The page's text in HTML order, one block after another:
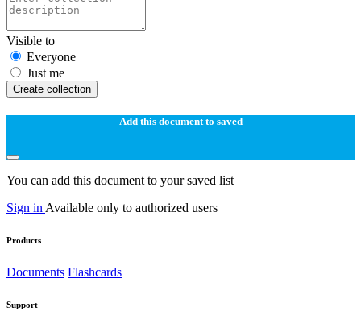
Visible to
Everyone
Just me
Create collection
Add this document to saved
You can add this document to your saved list
Sign in Available only to authorized users
Products
Documents Flashcards
Support